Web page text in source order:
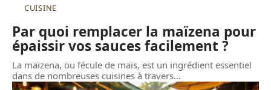
CUISINE
Par quoi remplacer la maïzena pour
épaissir vos sauces facilement ?
La maïzena, ou fécule de maïs, est un ingrédient essentiel
dans de nombreuses cuisines à travers…